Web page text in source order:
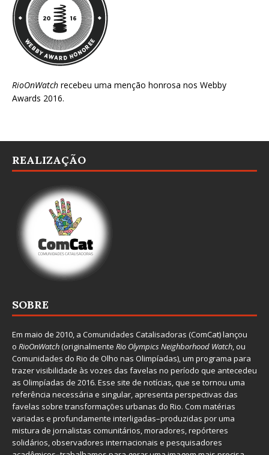
RioOnWatch recebeu uma menção honrosa nos Webby
Awards 2016.
REALIZAÇÃO
SOBRE
Em maio de 2010, a Comunidades Catalisadoras (ComCat) lançou
o RioOnWatch(originalmente Rio Olympics Neighborhood Watch, ou
Comunidades do Rio de Olho nas Olimpíadas), um programa para
trazer visibilidade às vozes das favelas no período que antecedeu
as Olimpíadas de 2016. Esse site de notícias, que se tornou uma
referência necessária e singular, apresenta perspectivas das
favelas sobre transformações urbanas do Rio. Com matérias
variadas e profundamente interligadas–produzidas por uma
mistura de jornalistas comunitários, moradores, repórteres
solidários, observadores internacionais e pesquisadores